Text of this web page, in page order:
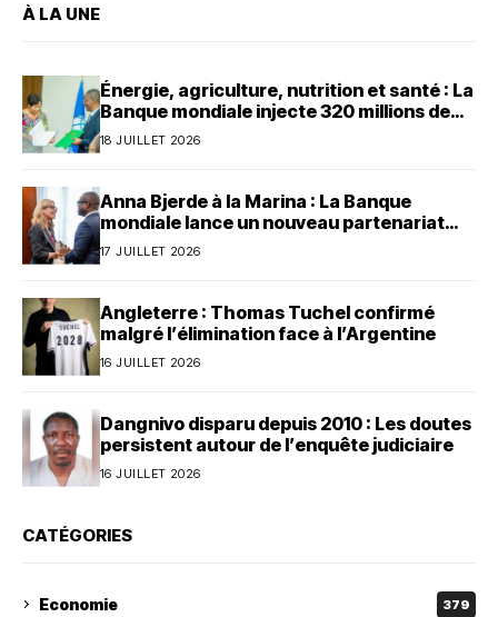
À LA UNE
Énergie, agriculture, nutrition et santé : La
Banque mondiale injecte 320 millions de
dollars au Bénin
18 JUILLET 2026
Anna Bjerde à la Marina : La Banque
mondiale lance un nouveau partenariat
avec le Bénin
17 JUILLET 2026
Angleterre : Thomas Tuchel confirmé
malgré l’élimination face à l’Argentine
16 JUILLET 2026
Dangnivo disparu depuis 2010 : Les doutes
persistent autour de l’enquête judiciaire
16 JUILLET 2026
CATÉGORIES
Economie 379